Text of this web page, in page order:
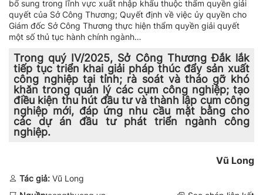
bổ sung trong lĩnh vực xuất nhập khẩu thuộc thẩm quyền giải
quyết của Sở Công Thương; Quyết định về việc ủy quyền cho
Giám đốc Sở Công Thương thực hiện thẩm quyền giải quyết
một số thủ tục hành chính ngành…
Trong quý IV/2025, Sở Công Thương Đắk lắk
tiếp tục triển khai giải pháp thúc đẩy sản xuất
công nghiệp tại tỉnh; rà soát và tháo gỡ khó
khăn trong quản lý các cụm công nghiệp; tạo
điều kiện thu hút đầu tư và thành lập cụm công
nghiệp mới, đáp ứng nhu cầu mặt bằng cho
các dự án đầu tư phát triển ngành công
nghiệp.
Vũ Long
Tác giả: Vũ Long